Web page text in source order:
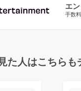
エ
手数
た人はこちら